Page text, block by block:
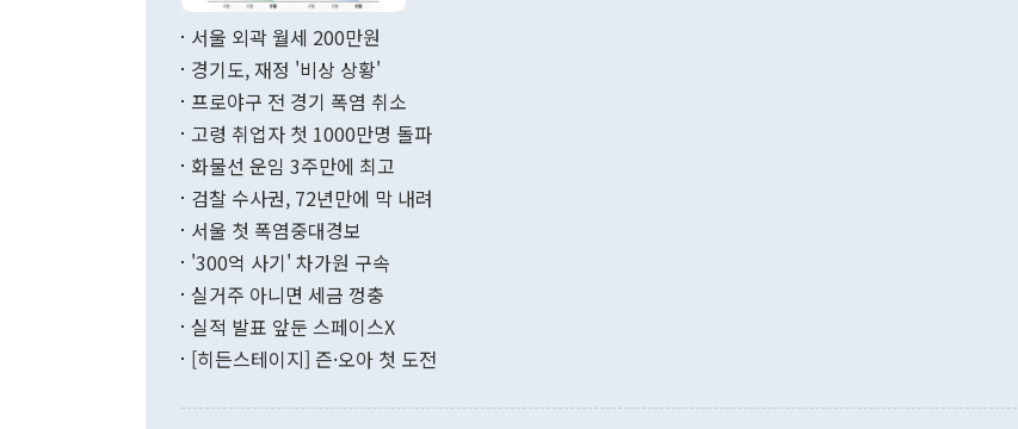
무너졌다고도 했다. 또 "현 시점에서 흘러간 선(先)비핵화만 되뇌는 것은
함께 4자 대화의 동력을 확보하기 위해 최선을 다할 것"이라고 말했다. 하
"우리의 선의대로 하는 게 과연 한반도의 평화와 안정에 플러스냐, 결론적
관은 업무보고 사후 브리핑에서 정 장관이 언급한 '4자 회담'에 대해 "이상
며 월간 기준 처음으로 1000억달러를 넘어섰다. 상품수입은 644억8000만
196.9% 급증했고 컴퓨터·주변기기(SSD)는 282.7% 증가했다. IT 품목
수출은 160.4% 늘었으며 비IT 품목도 ▲석유제품(47.5%) ▲화공품
기록했지만 지식재산권사용료수지는 전월 흑자에서 4억4000만달러 적자
로 전환됐다. 본원소득수지는 배당소득을 중심으로 32억7000만달러 흑자
는 배당수입이 늘어난 데다 전월 분기배당에 따른 기저효과로 배당지급이
서울 외곽 월세 200만원
경기도, 재정 '비상 상황'
프로야구 전 경기 폭염 취소
고령 취업자 첫 1000만명 돌파
화물선 운임 3주만에 최고
검찰 수사권, 72년만에 막 내려
서울 첫 폭염중대경보
'300억 사기' 차가원 구속
실거주 아니면 세금 껑충
실적 발표 앞둔 스페이스X
[히든스테이지] 즌·오아 첫 도전